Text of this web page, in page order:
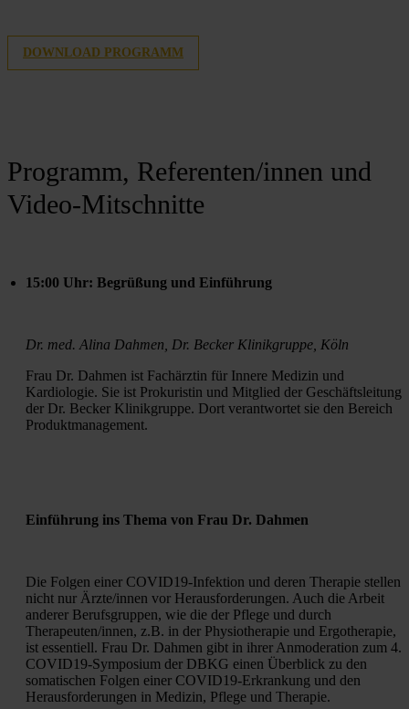
DOWNLOAD PROGRAMM
Programm, Referenten/innen und
Video-Mitschnitte
15:00 Uhr: Begrüßung und Einführung
Dr. med. Alina Dahmen, Dr. Becker Klinikgruppe, Köln
Frau Dr. Dahmen ist Fachärztin für Innere Medizin und
Kardiologie. Sie ist Prokuristin und Mitglied der Geschäftsleitung
der Dr. Becker Klinikgruppe. Dort verantwortet sie den Bereich
Produktmanagement.
Einführung ins Thema von Frau Dr. Dahmen
Die Folgen einer COVID19-Infektion und deren Therapie stellen
nicht nur Ärzte/innen vor Herausforderungen. Auch die Arbeit
anderer Berufsgruppen, wie die der Pflege und durch
Therapeuten/innen, z.B. in der Physiotherapie und Ergotherapie,
ist essentiell. Frau Dr. Dahmen gibt in ihrer Anmoderation zum 4.
COVID19-Symposium der DBKG einen Überblick zu den
somatischen Folgen einer COVID19-Erkrankung und den
Herausforderungen in Medizin, Pflege und Therapie.